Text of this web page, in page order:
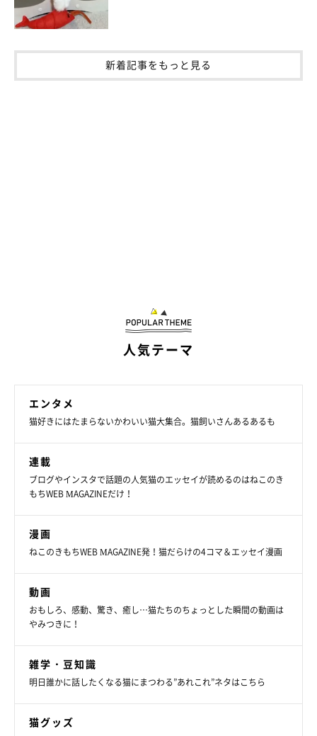
新着記事をもっと見る
人気テーマ
エンタメ
猫好きにはたまらないかわいい猫大集合。猫飼いさんあるあるも
連載
ブログやインスタで話題の人気猫のエッセイが読めるのはねこのき
もちWEB MAGAZINEだけ！
漫画
ねこのきもちWEB MAGAZINE発！猫だらけの4コマ＆エッセイ漫画
動画
おもしろ、感動、驚き、癒し…猫たちのちょっとした瞬間の動画は
やみつきに！
雑学・豆知識
明日誰かに話したくなる猫にまつわる”あれこれ”ネタはこちら
猫グッズ